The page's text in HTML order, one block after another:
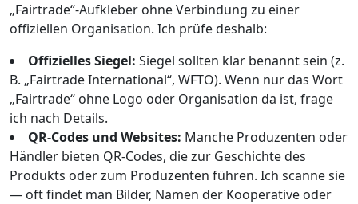
„Fairtrade“-Aufkleber ohne Verbindung zu einer
offiziellen Organisation. Ich prüfe deshalb:
Offizielles Siegel: Siegel sollten klar benannt sein (z.
B. „Fairtrade International“, WFTO). Wenn nur das Wort
„Fairtrade“ ohne Logo oder Organisation da ist, frage
ich nach Details.
QR-Codes und Websites: Manche Produzenten oder
Händler bieten QR-Codes, die zur Geschichte des
Produkts oder zum Produzenten führen. Ich scanne sie
— oft findet man Bilder, Namen der Kooperative oder